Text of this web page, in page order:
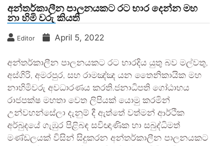
අන්තර්කාලීන පාලනයකට රට භාර දෙන්න මහ
නා හිමි වරු කියති
Editor April 5, 2022
අන්තර්කාලීන පාලනයකට රට භාරදිය යුතු බව මල්වතු,
අස්ගිරි, අමරපුර, සහ රාමඤ්ඤ යන තෛනිකායික මහ
නාහිමිවරු අවධාරණය කරති.ජනාධිපති ගෝඨාභය
රාජපක්ෂ මහතා වෙත ලිපියක් යොමු කරමින්
උන්වහන්සේලා දැනුම් දී ඇත්තේ වත්මන් ආර්ථික
අර්බුදයේ ගැඹුර පිළිබඳ සවිඥාණික හා සබුද්ධිමත්
මණ්ඩලයක් විසින් සිදුකරන අන්තර්කාලීන පාලනයකට